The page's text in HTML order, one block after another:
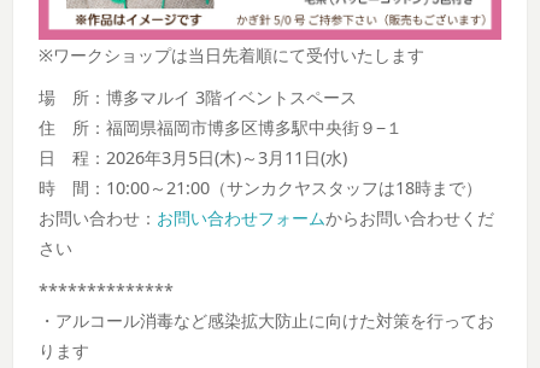
※ワークショップは当日先着順にて受付いたします
場 所：博多マルイ 3階イベントスペース
住 所：福岡県福岡市博多区博多駅中央街９−１
日 程：2026年3月5日(木)～3月11日(水)
時 間：10:00～21:00（サンカクヤスタッフは18時まで）
お問い合わせ： お問い合わせフォームからお問い合わせくだ
さい
**************
・アルコール消毒など感染拡大防止に向けた対策を行ってお
ります